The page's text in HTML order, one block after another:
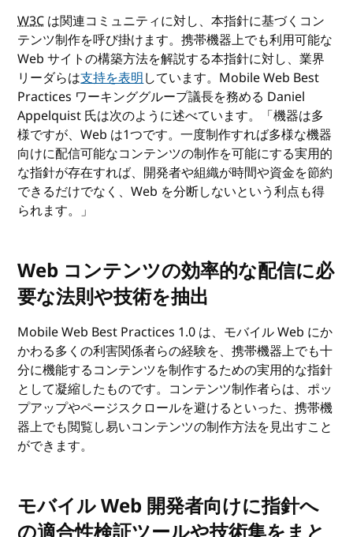
W3C は関連コミュニティに対し、本指針に基づくコン
テンツ制作を呼び掛けます。携帯機器上でも利用可能な
Web サイトの構築方法を解説する本指針に対し、業界
リーダらは支持を表明しています。Mobile Web Best
Practices ワーキンググループ議長を務める Daniel
Appelquist 氏は次のように述べています。「機器は多
様ですが、Web は1つです。一度制作すれば多様な機器
向けに配信可能なコンテンツの制作を可能にする実用的
な指針が存在すれば、開発者や組織が時間や資金を節約
できるだけでなく、Web を分断しないという利点も得
られます。」
Web コンテンツの効率的な配信に必
要な法則や技術を抽出
Mobile Web Best Practices 1.0 は、モバイル Web にか
かわる多くの利害関係者らの経験を、携帯機器上でも十
分に機能するコンテンツを制作するための実用的な指針
として凝縮したものです。コンテンツ制作者らは、ポッ
プアップやページスクロールを避けるといった、携帯機
器上でも閲覧し易いコンテンツの制作方法を見出すこと
ができます。
モバイル Web 開発者向けに指針へ